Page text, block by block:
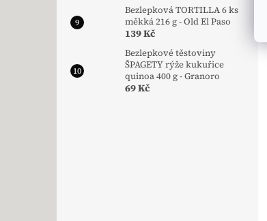
Bezlepková TORTILLA 6 ks
měkká 216 g - Old El Paso
139 Kč
Bezlepkové těstoviny
ŠPAGETY rýže kukuřice
quinoa 400 g - Granoro
69 Kč